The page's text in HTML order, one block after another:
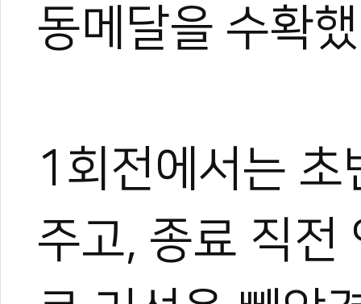
동메달을 수확
1회전에서는 초
주고, 종료 직